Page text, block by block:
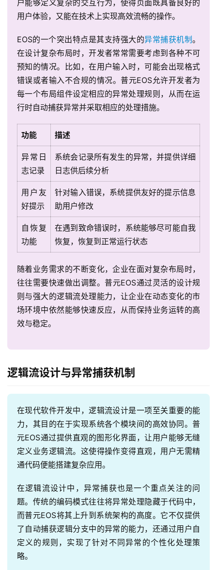
户能够定义复杂的交互行为，使得页面既具备良好的
用户体验，又能在技术上实现高效流畅的操作。
EOS的一个突出特点是其支持强大的异常捕获机制。
在设计复杂布局时，开发者常常需要考虑到各种不可
预知的情况。比如，在用户输入时，可能会出现格式
错误或者输入不合规的情况。普元EOS允许开发者为
每一个布局组件设定相应的异常处理规则，从而在运
行时自动捕获异常并采取相应的处理措施。
功能 描述
异常日
志记录
系统会记录所有发生的异常，并提供详细
日志供后续分析
用户友
好提示
针对输入错误，系统提供友好的提示信息
助用户修改
自恢复
功能
在遇到致命错误时，系统能够尽可能自我
恢复，恢复到正常运行状态
随着业务需求的不断变化，企业在面对复杂布局时，
往往需要快速做出调整。普元EOS通过灵活的设计规
则与强大的逻辑流处理能力，让企业在动态变化的市
场环境中依然能够快速反应，从而保持业务运转的高
效与稳定。
逻辑流设计与异常捕获机制
在现代软件开发中，逻辑流设计是一项至关重要的能
力，其目的在于实现系统各个模块间的高效协同。普
元EOS通过提供直观的图形化界面，让用户能够无缝
定义业务逻辑流。这使得操作变得直观，用户无需精
通代码便能搭建复杂应用。
在逻辑流设计中，异常捕获也是一个重点关注的问
题。传统的编码模式往往将异常处理隐藏于代码中，
而普元EOS将其上升到系统架构的高度。它不仅提供
了自动捕获逻辑分支中的异常的能力，还通过用户自
定义的规则，实现了针对不同异常的个性化处理策
略。